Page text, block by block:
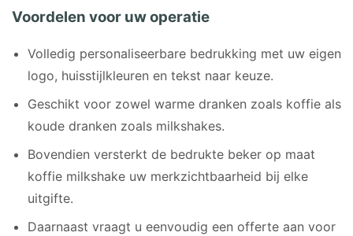
Voordelen voor uw operatie
Volledig personaliseerbare bedrukking met uw eigen
logo, huisstijlkleuren en tekst naar keuze.
Geschikt voor zowel warme dranken zoals koffie als
koude dranken zoals milkshakes.
Bovendien versterkt de bedrukte beker op maat
koffie milkshake uw merkzichtbaarheid bij elke
uitgifte.
Daarnaast vraagt u eenvoudig een offerte aan voor